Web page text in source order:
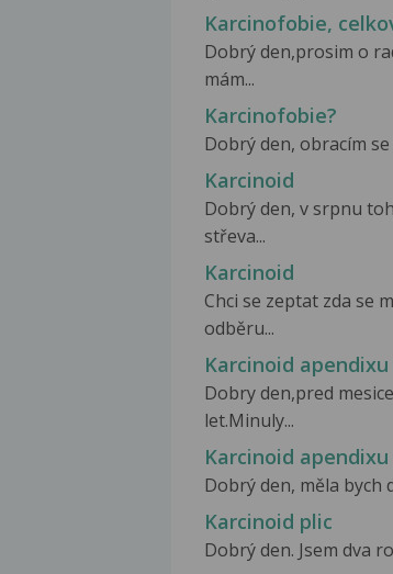
Karcinofobie,
Dobrý den,prosim o
mám...
Karcinofobie?
Dobrý den, obracím
Karcinoid
Dobrý den, v srpnu
střeva...
Karcinoid
Chci se zeptat zda se
odběru...
Karcinoid apendixu
Dobry den,pred
let.Minuly...
Karcinoid apendixu
Dobrý den, měla bych
Karcinoid plic
Dobrý den. Jsem dva